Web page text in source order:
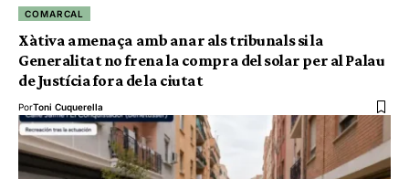
COMARCAL
Xàtiva amenaça amb anar als tribunals si la
Generalitat no frena la compra del solar per al Palau
de Justícia fora de la ciutat
PorToni Cuquerella